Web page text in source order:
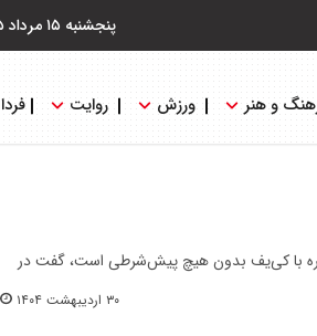
پنجشنبه ۱۵ مرداد ۱۴۰۵
و هنر ورزش روایت فردا
با کی‌یف بدون هیچ پیش‌شرطی است، گفت در
۳۰ اردیبهشت ۱۴۰۴